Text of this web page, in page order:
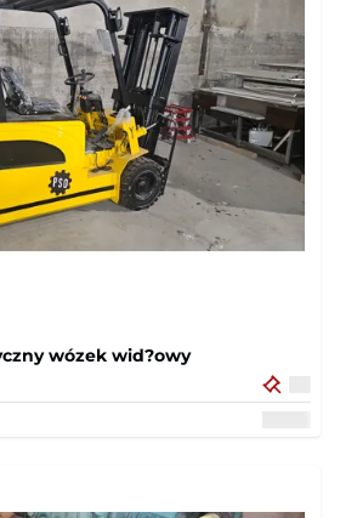
wózek wid?owy